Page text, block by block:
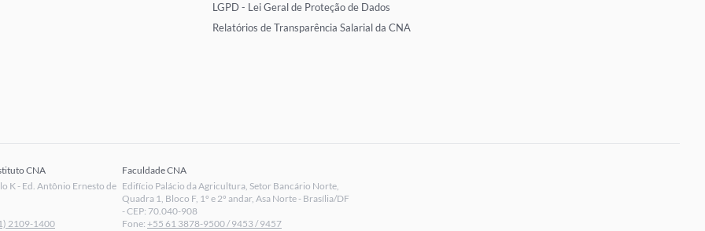
LGPD - Lei Geral de Proteção de Dados
Relatórios de Transparência Salarial da CNA
CNA
K - Ed. Antônio Ernesto de
2109-1400
Faculdade CNA
Edifício Palácio da Agricultura, Setor Bancário Norte,
Quadra 1, Bloco F, 1º e 2º andar, Asa Norte - Brasília/DF
- CEP: 70.040-908
Fone: +55 61 3878-9500 / 9453 / 9457